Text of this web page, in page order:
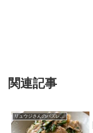
関連記事
リュウジさんのバズレシピ